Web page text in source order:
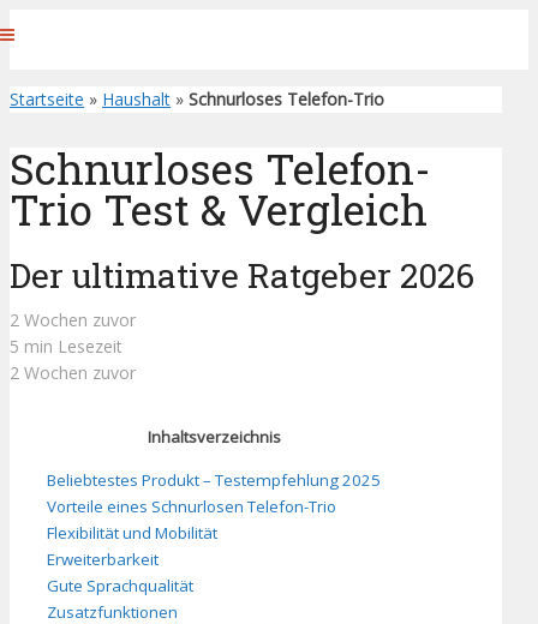
Startseite » Haushalt » Schnurloses Telefon-Trio
Schnurloses Telefon-
Trio Test & Vergleich
Der ultimative Ratgeber 2026
2 Wochen zuvor
5 min Lesezeit
2 Wochen zuvor
Inhaltsverzeichnis
Beliebtestes Produkt – Testempfehlung 2025
Vorteile eines Schnurlosen Telefon-Trio
Flexibilität und Mobilität
Erweiterbarkeit
Gute Sprachqualität
Zusatzfunktionen